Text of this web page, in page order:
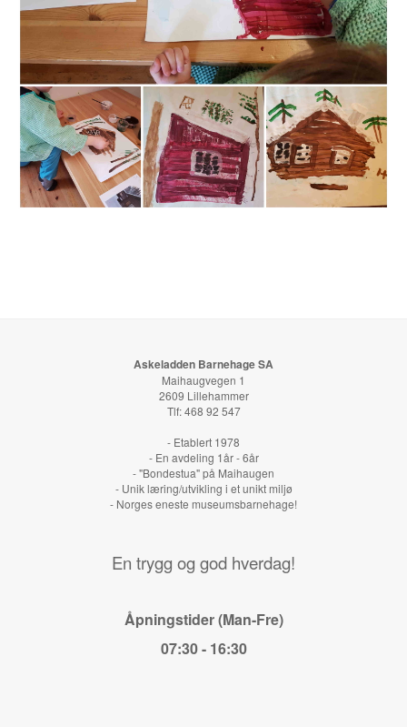
Askeladden Barnehage SA
Maihaugvegen 1
2609 Lillehammer
Tlf: 468 92 547
- Etablert 1978
- En avdeling 1år - 6år
- "Bondestua" på Maihaugen
- Unik læring/utvikling i et unikt miljø
- Norges eneste museumsbarnehage!
En trygg og god hverdag!
Åpningstider (Man-Fre)
07:30 - 16:30